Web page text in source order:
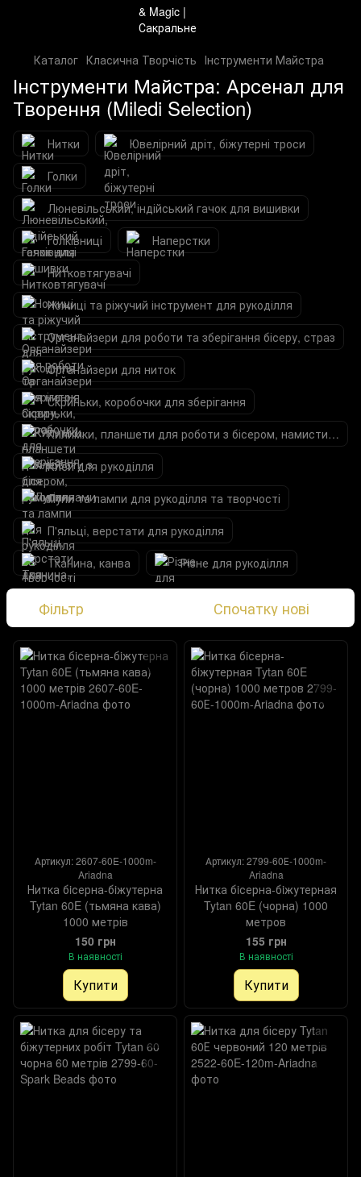
Каталог Класична Творчість Інструменти Майстра
Інструменти Майстра: Арсенал для
Творення (Miledi Selection)
Нитки
Ювелірний дріт, біжутерні троси
Голки
Люневільський, індійський гачок для вишивки
Голківниці
Наперстки
Нитковтягувачі
Ножиці та ріжучий інструмент для рукоділля
Органайзери для роботи та зберігання бісеру, страз
Органайзери для ниток
Скриньки, коробочки для зберігання
Килимки, планшети для роботи з бісером, намистинами
Клей для рукоділля
Лупи та лампи для рукоділля та творчості
П'яльці, верстати для рукоділля
Тканина, канва
Різне для рукоділля
Фільтр Спочатку нові
Артикул: 2607-60E-1000m-
Ariadna
Нитка бiсерна-бiжутерна
Tytan 60E (тьмяна кава)
1000 метрів
150 грн
В наявності
Купити
Артикул: 2799-60Е-1000m-
Ariadna
Нитка бiсерна-бiжутерная
Tytan 60E (чорна) 1000
метров
155 грн
В наявності
Купити